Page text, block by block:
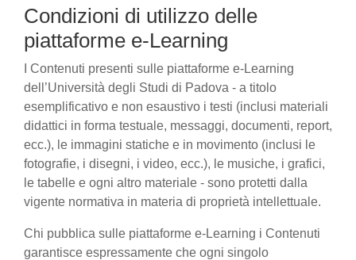
Condizioni di utilizzo delle
piattaforme e-Learning
I Contenuti presenti sulle piattaforme e-Learning
dell’Università degli Studi di Padova - a titolo
esemplificativo e non esaustivo i testi (inclusi materiali
didattici in forma testuale, messaggi, documenti, report,
ecc.), le immagini statiche e in movimento (inclusi le
fotografie, i disegni, i video, ecc.), le musiche, i grafici,
le tabelle e ogni altro materiale - sono protetti dalla
vigente normativa in materia di proprietà intellettuale.
Chi pubblica sulle piattaforme e-Learning i Contenuti
garantisce espressamente che ogni singolo